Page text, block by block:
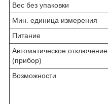
Вес без упаковки
Мин. единица измерения
Питание
Автоматическое отключение
(прибор)
Возможности